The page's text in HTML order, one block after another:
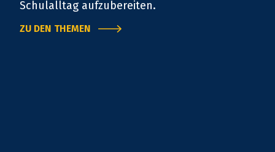
Schulalltag aufzubereiten.
ZU DEN THEMEN